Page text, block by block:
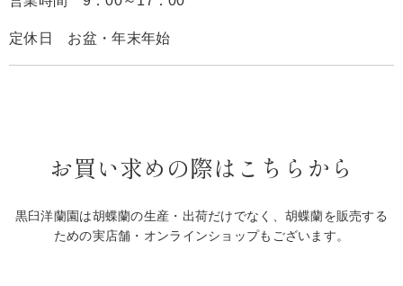
定休日 お盆・年末年始
お買い求めの際はこちらから
黒臼洋蘭園は胡蝶蘭の生産・出荷だけでなく、胡蝶蘭を販売する
ための実店舗・オンラインショップもございます。